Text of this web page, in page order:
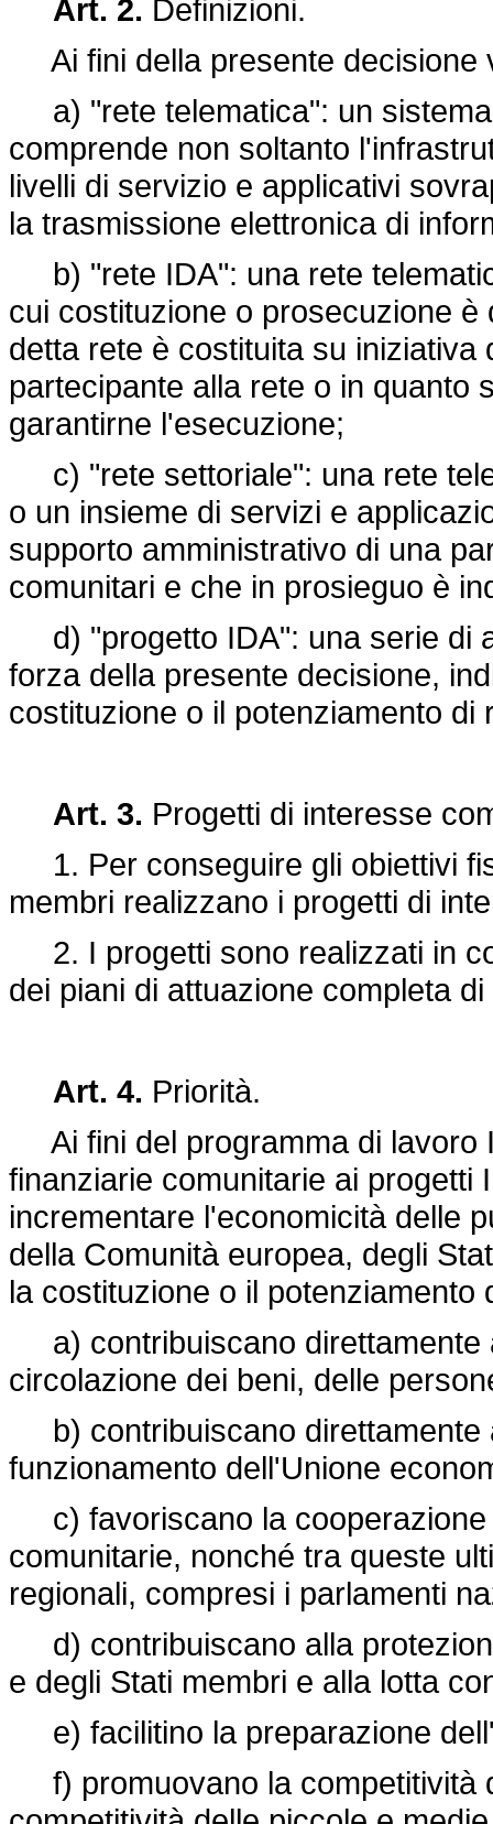
Art. 2. Definizioni.
Ai fini della presente decisione
a) "rete telematica": un
comprende non soltanto
livelli di servizio e applicativi
la trasmissione elettronica di
b) "rete IDA": una rete
cui costituzione o prosecuzione
detta rete è costituita su
partecipante alla rete o in quanto
garantirne l'esecuzione;
c) "rete settoriale": una rete
o un insieme di servizi e
supporto amministrativo di una
comunitari e che in prosieguo è
d) "progetto IDA": una serie di
forza della presente decisione,
costituzione o il potenziamento di
Art. 3. Progetti di interesse
1. Per conseguire gli obiettivi
membri realizzano i progetti di
2. I progetti sono realizzati in
dei piani di attuazione completa
Art. 4. Priorità.
Ai fini del programma di lavoro
finanziarie comunitarie ai progetti
incrementare l'economicità delle
della Comunità europea, degli
la costituzione o il potenziamento
a) contribuiscano direttamente
circolazione dei beni, delle
b) contribuiscano direttamente
funzionamento dell'Unione
c) favoriscano la cooperazione
comunitarie, nonché tra queste
regionali, compresi i parlamenti
d) contribuiscano alla
e degli Stati membri e alla lotta
e) facilitino la preparazione
f) promuovano la competitività